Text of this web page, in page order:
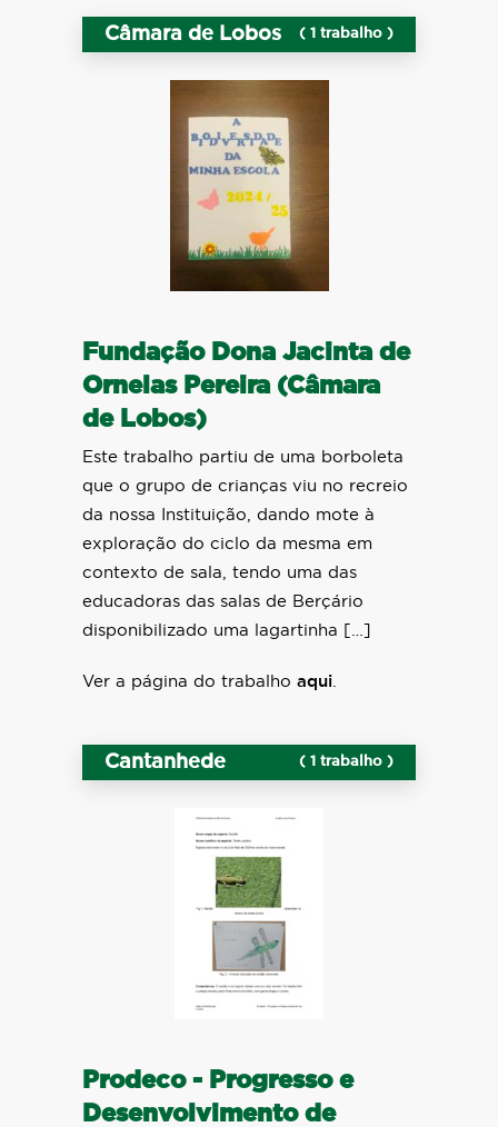
Câmara de Lobos ( 1 trabalho )
Fundação Dona Jacinta de
Ornelas Pereira (Câmara
de Lobos)
Este trabalho partiu de uma borboleta
que o grupo de crianças viu no recreio
da nossa Instituição, dando mote à
exploração do ciclo da mesma em
contexto de sala, tendo uma das
educadoras das salas de Berçário
disponibilizado uma lagartinha […]
Ver a página do trabalho aqui.
Cantanhede ( 1 trabalho )
Prodeco - Progresso e
Desenvolvimento de